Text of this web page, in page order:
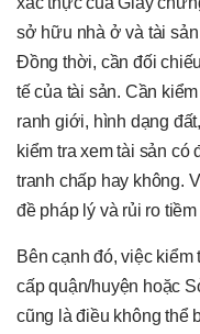
sở hữu nhà ở và tài
Đồng thời, cần đối
tế của tài sản. Cần
ranh giới, hình dạng
kiểm tra xem tài sản có
tranh chấp hay không.
đề pháp lý và rủi ro
Bên cạnh đó, việc
cấp quận/huyện hoặc
cũng là điều không thể